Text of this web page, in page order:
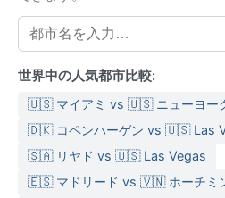
世界中の人気都市比較:
🇺🇸 マイアミ vs 🇺🇸 ニューヨー
🇩🇰 コペンハーゲン vs 🇺🇸 Las
🇸🇦 リヤド vs 🇺🇸 Las Vegas
🇪🇸 マドリード vs 🇻🇳 ホーチミ